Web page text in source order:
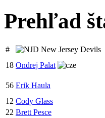
Prehľad
# New Jersey Devils
18 Ondrej Palat
56 Erik Haula
12 Cody Glass
22 Brett Pesce